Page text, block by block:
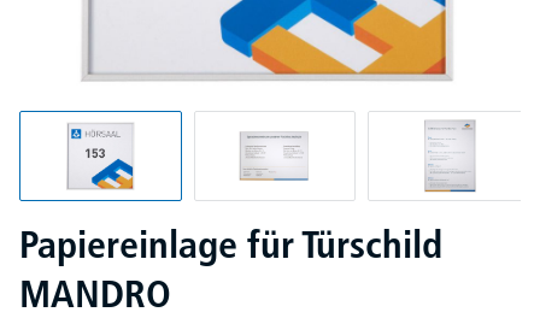
Papiereinlage für Türschild
MANDRO